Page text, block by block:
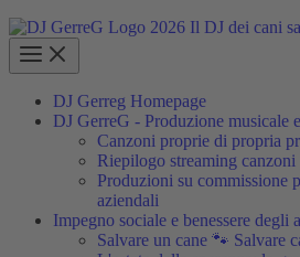
DJ Gerreg Homepage
DJ GerreG - Produzione musicale
Canzoni proprie di propria
Riepilogo streaming
Produzioni su commissione
aziendali
Impegno sociale e benessere degli
Salvare un cane 🐾 Salvare